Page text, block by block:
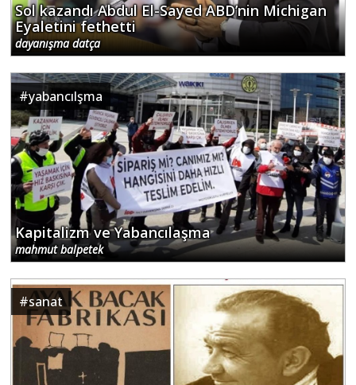
Sol kazandı Abdul El-Sayed ABD’nin Michigan
Eyaletini fethetti
dayanışma datça
#yabancılşma
Kapitalizm ve Yabancılaşma
mahmut balpetek
#sanat